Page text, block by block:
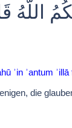
ʾin ʾantum
die